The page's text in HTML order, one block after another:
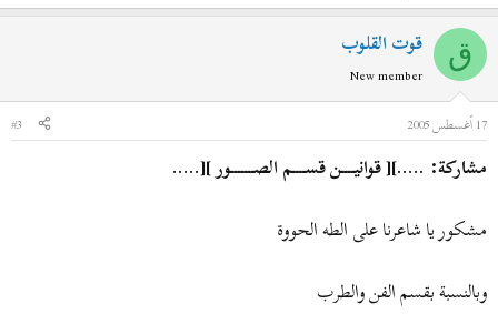
ق قوت القلوب
New member
17 أغسطس 2005
#3
مشاركة: .....][ قوانيــــن قســــم الصـــــــور ][.....
مشكور يا شاعرنا على الطه الحووة
وبالنسبة بقسم الفن والطرب